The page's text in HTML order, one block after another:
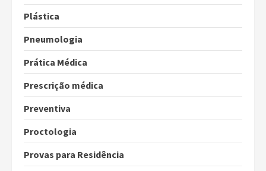
Plástica
Pneumologia
Prática Médica
Prescrição médica
Preventiva
Proctologia
Provas para Residência